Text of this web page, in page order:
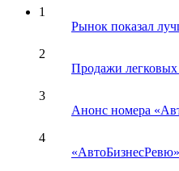
1
Рынок показал
2
Продажи легковых
3
Анонс номера
4